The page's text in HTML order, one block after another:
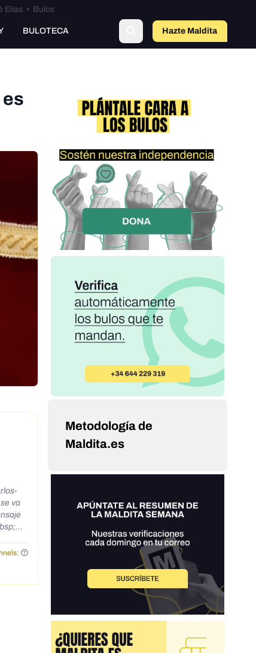
Elías• Bulos
BULOTECA Hazte Maldita
es
va
Metodología de
Maldita.es